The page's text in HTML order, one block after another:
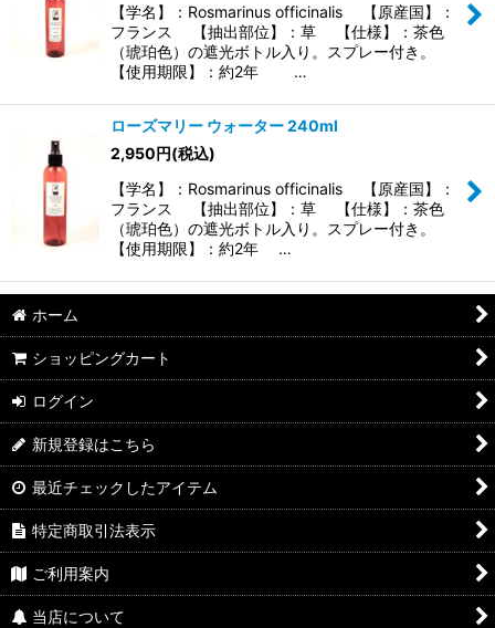
【学名】：Rosmarinus officinalis 【原産国】：
フランス 【抽出部位】：草 【仕様】：茶色
（琥珀色）の遮光ボトル入り。スプレー付き。
【使用期限】：約2年 …
ローズマリー ウォーター 240ml
2,950円(税込)
【学名】：Rosmarinus officinalis 【原産国】：
フランス 【抽出部位】：草 【仕様】：茶色
（琥珀色）の遮光ボトル入り。スプレー付き。
【使用期限】：約2年 …
ホーム
ショッピングカート
ログイン
新規登録はこちら
最近チェックしたアイテム
特定商取引法表示
ご利用案内
当店について